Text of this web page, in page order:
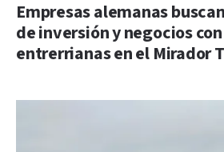
Empresas alemanas
de inversión y negocios
entrerrianas en el Mirador